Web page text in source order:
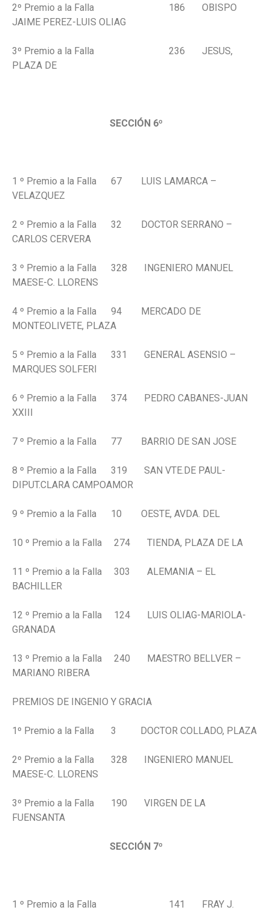
2º Premio a la Falla 186 OBISPO
JAIME PEREZ-LUIS OLIAG
3º Premio a la Falla 236 JESUS,
PLAZA DE
SECCIÓN 6º
1 º Premio a la Falla 67 LUIS LAMARCA –
VELAZQUEZ
2 º Premio a la Falla 32 DOCTOR SERRANO –
CARLOS CERVERA
3 º Premio a la Falla 328 INGENIERO MANUEL
MAESE-C. LLORENS
4 º Premio a la Falla 94 MERCADO DE
MONTEOLIVETE, PLAZA
5 º Premio a la Falla 331 GENERAL ASENSIO –
MARQUES SOLFERI
6 º Premio a la Falla 374 PEDRO CABANES-JUAN
XXIII
7 º Premio a la Falla 77 BARRIO DE SAN JOSE
8 º Premio a la Falla 319 SAN VTE.DE PAUL-
DIPUT.CLARA CAMPOAMOR
9 º Premio a la Falla 10 OESTE, AVDA. DEL
10 º Premio a la Falla 274 TIENDA, PLAZA DE LA
11 º Premio a la Falla 303 ALEMANIA – EL
BACHILLER
12 º Premio a la Falla 124 LUIS OLIAG-MARIOLA-
GRANADA
13 º Premio a la Falla 240 MAESTRO BELLVER –
MARIANO RIBERA
PREMIOS DE INGENIO Y GRACIA
1º Premio a la Falla 3 DOCTOR COLLADO, PLAZA
2º Premio a la Falla 328 INGENIERO MANUEL
MAESE-C. LLORENS
3º Premio a la Falla 190 VIRGEN DE LA
FUENSANTA
SECCIÓN 7º
1 º Premio a la Falla 141 FRAY J.